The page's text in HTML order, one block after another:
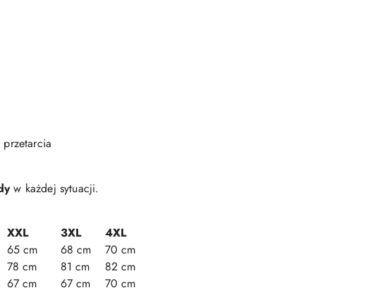
w każdej sytuacji.
XXL 3XL
4XL
65 cm 68 cm
70 cm
78 cm 81 cm
82 cm
67 cm 67 cm 70 cm